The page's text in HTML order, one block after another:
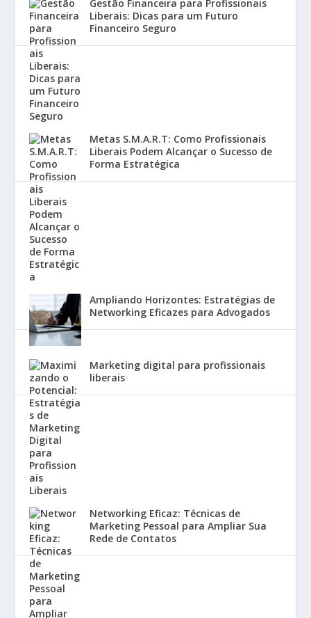
Gestão Financeira para Profissionais
Liberais: Dicas para um Futuro
Financeiro Seguro
Metas S.M.A.R.T: Como Profissionais
Liberais Podem Alcançar o Sucesso de
Forma Estratégica
Ampliando Horizontes: Estratégias de
Networking Eficazes para Advogados
Marketing digital para profissionais
liberais
Networking Eficaz: Técnicas de
Marketing Pessoal para Ampliar Sua
Rede de Contatos